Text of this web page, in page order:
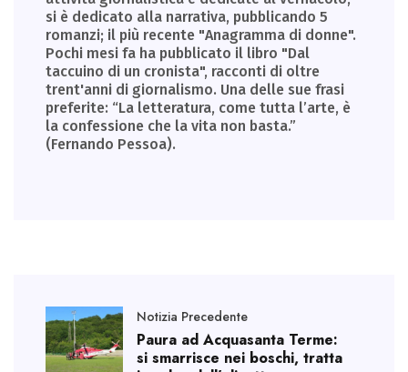
si è dedicato alla narrativa, pubblicando 5
romanzi; il più recente "Anagramma di donne".
Pochi mesi fa ha pubblicato il libro "Dal
taccuino di un cronista", racconti di oltre
trent'anni di giornalismo. Una delle sue frasi
preferite: “La letteratura, come tutta l’arte, è
la confessione che la vita non basta.”
(Fernando Pessoa).
Notizia Precedente
Paura ad Acquasanta Terme:
si smarrisce nei boschi, tratta